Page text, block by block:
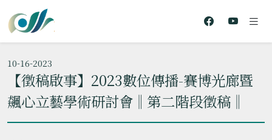
10-16-2023
【徵稿啟事】2023數位傳播-賽博光廊暨
飆心立藝學術研討會‖第二階段徵稿‖